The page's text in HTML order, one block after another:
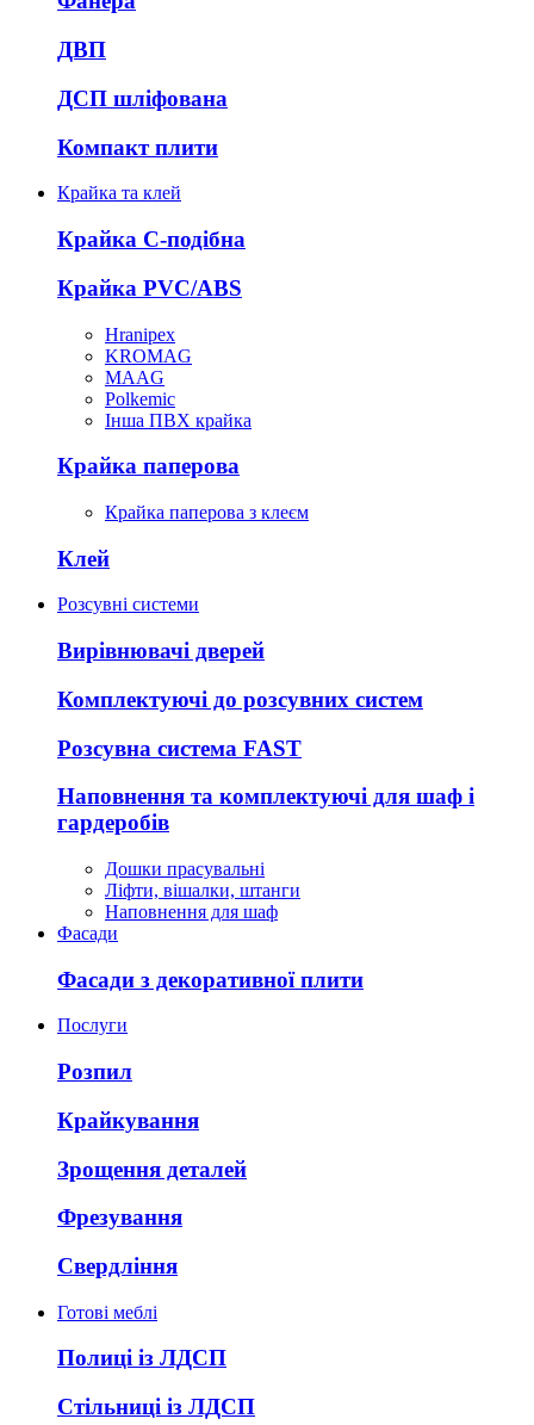
ДВП
ДСП шліфована
Компакт плити
Крайка та клей
Крайка С-подібна
Крайка PVC/ABS
Hranipex
KROMAG
MAAG
Polkemic
Інша ПВХ крайка
Крайка паперова
Крайка паперова з клеєм
Клей
Розсувні системи
Вирівнювачі дверей
Комплектуючі до розсувних систем
Розсувна система FAST
Наповнення та комплектуючі для шаф і
гардеробів
Дошки прасувальні
Ліфти, вішалки, штанги
Наповнення для шаф
Фасади
Фасади з декоративної плити
Послуги
Розпил
Крайкування
Зрощення деталей
Фрезування
Свердління
Готові меблі
Полиці із ЛДСП
Стільниці із ЛДСП